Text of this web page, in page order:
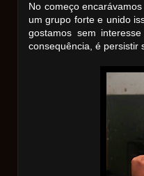
No começo
um grupo forte e unido
gostamos sem
consequência, é persistir